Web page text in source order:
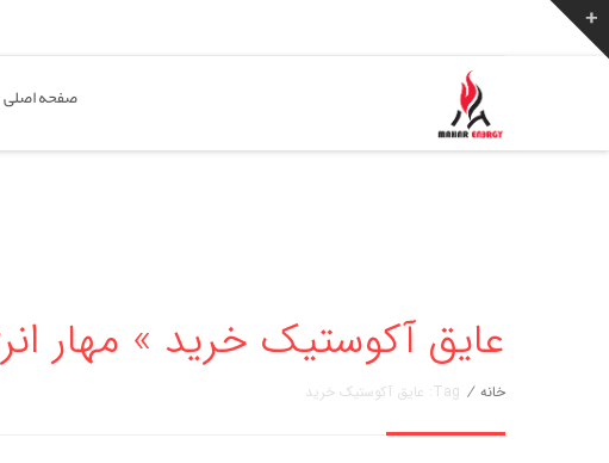
صفحه اصلی
عایق آکوستیک خرید » مهار انرژی
خانه / Tag: عایق آکوستیک خرید